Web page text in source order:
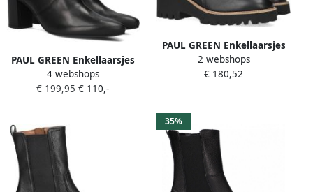
PAUL GREEN Enkellaarsjes
Dames 8050 Maat: 41
Materiaal: Leer Kleur: Zwart
4 webshops
€ 199,95 € 110,-
PAUL GREEN Enkellaarsjes
Dames 9763 Maat: 42
Materiaal: Leer Kleur: Zwart
2 webshops
€ 180,52
35%